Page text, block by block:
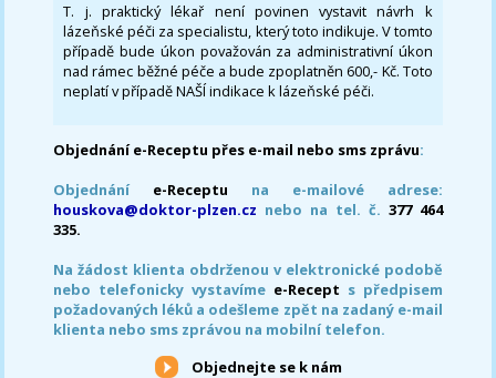
T. j. praktický lékař není povinen vystavit návrh k
lázeňské péči za specialistu, který toto indikuje. V tomto
případě bude úkon považován za administrativní úkon
nad rámec běžné péče a bude zpoplatněn 600,- Kč. Toto
neplatí v případě NAŠÍ indikace k lázeňské péči.
Objednání e-Receptu přes e-mail nebo sms zprávu:
Objednání e-Receptu na e-mailové adrese:
houskova@doktor-plzen.cz nebo na tel. č. 377 464
335.
Na žádost klienta obdrženou v elektronické podobě
nebo telefonicky vystavíme e-Recept s předpisem
požadovaných léků a odešleme zpět na zadaný e-mail
klienta nebo sms zprávou na mobilní telefon.
Objednejte se k nám